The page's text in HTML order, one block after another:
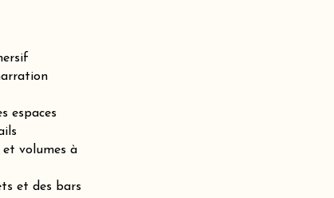
espaces
et volumes à
et des bars